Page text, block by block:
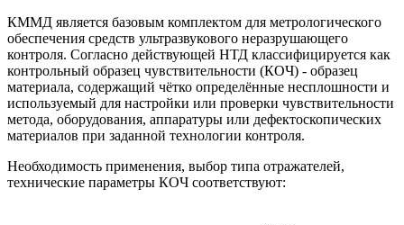
КММД является базовым комплектом для метрологического
обеспечения средств ультразвукового неразрушающего
контроля. Согласно действующей НТД классифицируется как
контрольный образец чувствительности (КОЧ) - образец
материала, содержащий чётко определённые несплошности и
используемый для настройки или проверки чувствительности
метода, оборудования, аппаратуры или дефектоскопических
материалов при заданной технологии контроля.
Необходимость применения, выбор типа отражателей,
технические параметры КОЧ соответствуют: